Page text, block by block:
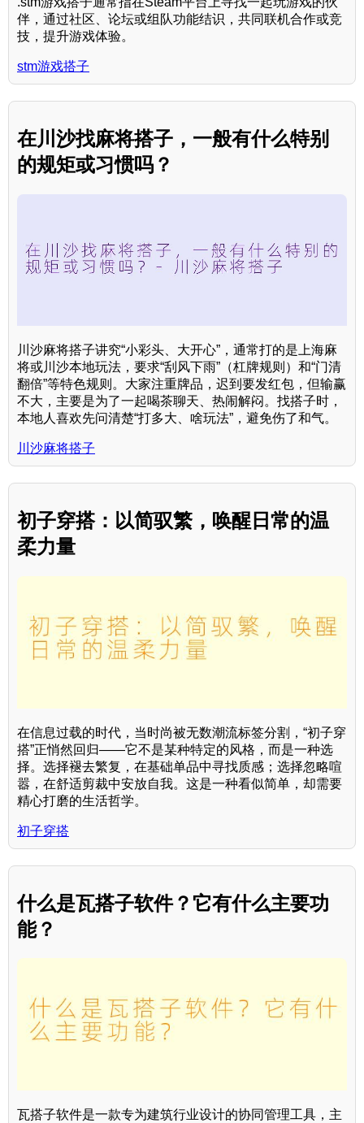
伴，通过社区、论坛或组队功能结识，共同联机合作或竞
技，提升游戏体验。
stm游戏搭子
在川沙找麻将搭子，一般有什么特别
的规矩或习惯吗？
川沙麻将搭子讲究“小彩头、大开心”，通常打的是上海麻
将或川沙本地玩法，要求“刮风下雨”（杠牌规则）和“门清
翻倍”等特色规则。大家注重牌品，迟到要发红包，但输赢
不大，主要是为了一起喝茶聊天、热闹解闷。找搭子时，
本地人喜欢先问清楚“打多大、啥玩法”，避免伤了和气。
川沙麻将搭子
初子穿搭：以简驭繁，唤醒日常的温
柔力量
在信息过载的时代，当时尚被无数潮流标签分割，“初子穿
搭”正悄然回归——它不是某种特定的风格，而是一种选
择。选择褪去繁复，在基础单品中寻找质感；选择忽略喧
嚣，在舒适剪裁中安放自我。这是一种看似简单，却需要
精心打磨的生活哲学。
初子穿搭
什么是瓦搭子软件？它有什么主要功
能？
瓦搭子软件是一款专为建筑行业设计的协同管理工具，主